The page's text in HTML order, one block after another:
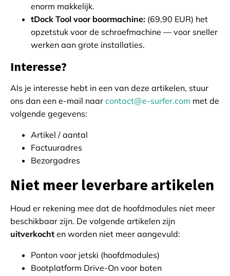
enorm makkelijk.
tDock Tool voor boormachine: (69,90 EUR) het
opzetstuk voor de schroefmachine — voor sneller
werken aan grote installaties.
Interesse?
Als je interesse hebt in een van deze artikelen, stuur
ons dan een e-mail naar contact@e-surfer.com met de
volgende gegevens:
Artikel / aantal
Factuuradres
Bezorgadres
Niet meer leverbare artikelen
Houd er rekening mee dat de hoofdmodules niet meer
beschikbaar zijn. De volgende artikelen zijn
uitverkocht en worden niet meer aangevuld:
Ponton voor jetski (hoofdmodules)
Bootplatform Drive-On voor boten